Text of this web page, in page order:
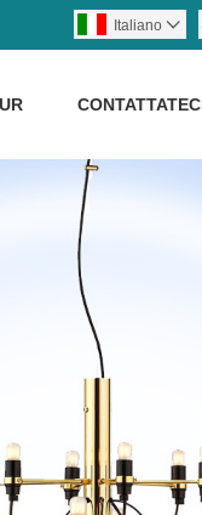
Italiano 